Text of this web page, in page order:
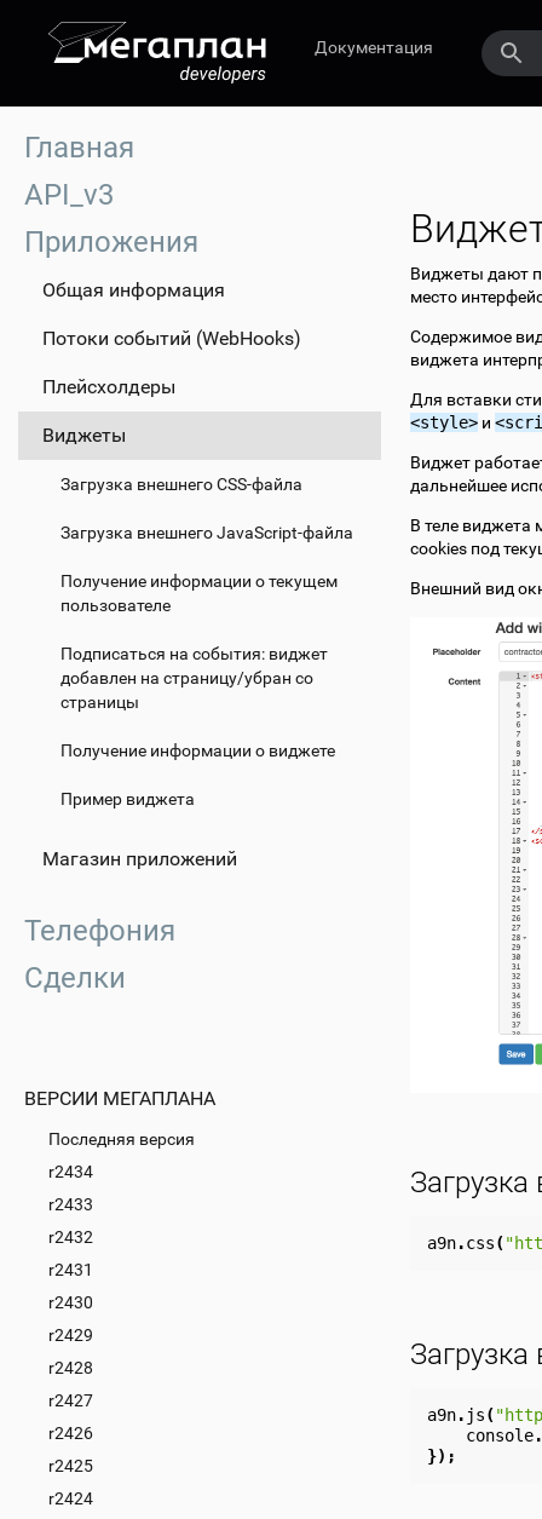
Документация
Главная
API_v3
Приложения
Общая информация
Потоки событий (WebHooks)
Плейсхолдеры
Виджеты
Загрузка внешнего CSS-файла
Загрузка внешнего JavaScript-файла
Получение информации о текущем
пользователе
Подписаться на события: виджет
добавлен на страницу/убран со
страницы
Получение информации о виджете
Пример виджета
Магазин приложений
Телефония
Сделки
ВЕРСИИ МЕГАПЛАНА
Последняя версия
r2434
r2433
r2432
r2431
r2430
r2429
r2428
r2427
r2426
r2425
r2424
Виджеты дают
место
Содержимое
виджета
Для вставки
<style> и
Виджет
дальнейшее
В теле виджета
cookies под
Внешний вид
a9n.css(
a9n. js(
console.
});